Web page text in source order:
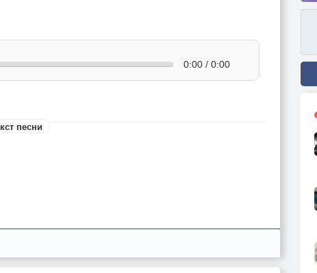
0:00 / 0:00
песни